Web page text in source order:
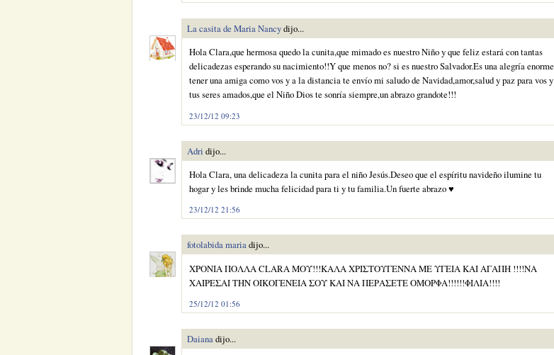
La casita de Maria Nancydijo...
Hola Clara,que hermosa quedo la cunita,que mimado es nuestro Niño y que feliz estará con tantas
delicadezas esperando su nacimiento!!Y que menos no? si es nuestro Salvador.Es una alegría enorme
tener una amiga como vos y a la distancia te envío mi saludo de Navidad,amor,salud y paz para vos y
tus seres amados,que el Niño Dios te sonría siempre,un abrazo grandote!!!
23/12/12 09:23
Adri dijo...
Hola Clara, una delicadeza la cunita para el niño Jesús.Deseo que el espíritu navideño ilumine tu
hogar y les brinde mucha felicidad para ti y tu familia.Un fuerte abrazo ♥
23/12/12 21:56
fotolabida mariadijo...
ΧΡΟΝΙΑ ΠΟΛΛΑ CLARA ΜΟΥ!!!ΚΑΛΑ ΧΡΙΣΤΟΥΓΕΝΝΑ ΜΕ ΥΓΕΙΑ ΚΑΙ ΑΓΑΠΗ !!!!ΝΑ
ΧΑΙΡΕΣΑΙ ΤΗΝ ΟΙΚΟΓΕΝΕΙΑ ΣΟΥ ΚΑΙ ΝΑ ΠΕΡΑΣΕΤΕ ΟΜΟΡΦΑ!!!!!!ΦΙΛΙΑ!!!!
25/12/12 01:56
Daianadijo...